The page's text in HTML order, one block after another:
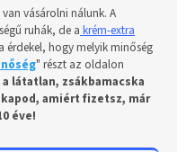
vásárolni nálunk. A
ruhák, de a krém-extra
érdekel, hogy melyik minőség
" részt az oldalon
látatlan, zsákbamacska
amiért fizetsz, már
éve!